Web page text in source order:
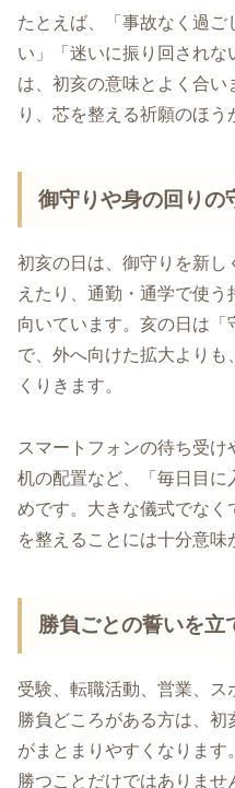
たとえば、「事故なく過ご
い」「迷いに振り回され
は、初亥の意味とよく合い
り、芯を整える祈願のほう
御守りや身の回りの
初亥の日は、御守りを新
えたり、通勤・通学で使
向いています。亥の日は
で、外へ向けた拡大よりも、
くりきます。
スマートフォンの待ち受
机の配置など、「毎日目に
めです。大きな儀式でな
を整えることには十分意味
勝負ごとの誓いを立
受験、転職活動、営業、
勝負どころがある方は、
がまとまりやすくなります
勝つことだけではありませ